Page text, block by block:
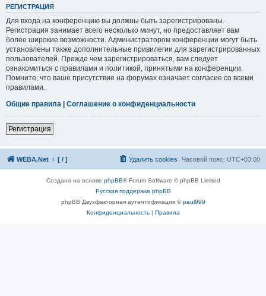
РЕГИСТРАЦИЯ
Для входа на конференцию вы должны быть зарегистрированы.
Регистрация занимает всего несколько минут, но предоставляет вам
более широкие возможности. Администратором конференции могут быть
установлены также дополнительные привилегии для зарегистрированных
пользователей. Прежде чем зарегистрироваться, вам следует
ознакомиться с правилами и политикой, принятыми на конференции.
Помните, что ваше присутствие на форумах означает согласие со всеми
правилами.
Общие правила | Соглашение о конфиденциальности
Регистрация
WEBA.Net [ / ] Часовой пояс: UTC+03:00
Удалить cookies
Создано на основе phpBB® Forum Software © phpBB Limited
Русская поддержка phpBB
phpBB Двухфакторная аутентификация ©paul999
Конфиденциальность| Правила